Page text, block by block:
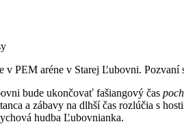
v PEM aréne v Starej Ľubovni.
bude ukončovať fašiangový čas
a zábavy na dlhší čas rozlúčia s
hudba Ľubovnianka.